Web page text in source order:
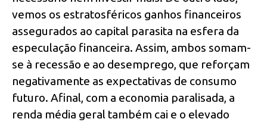
vemos os estratosféricos ganhos financeiros
assegurados ao capital parasita na esfera da
especulação financeira. Assim, ambos somam-
se à recessão e ao desemprego, que reforçam
negativamente as expectativas de consumo
futuro. Afinal, com a economia paralisada, a
renda média geral também cai e o elevado